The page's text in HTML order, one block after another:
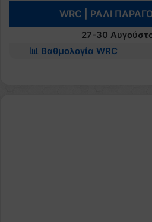
WRC | ΡΑΛΙ
27-30
📊 Βαθμολογία WRC